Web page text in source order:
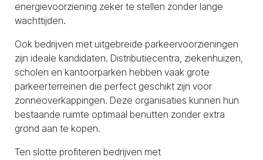
energievoorziening zeker te stellen zonder lange
wachttijden.
Ook bedrijven met uitgebreide parkeervoorzieningen
zijn ideale kandidaten. Distributiecentra, ziekenhuizen,
scholen en kantoorparken hebben vaak grote
parkeerterreinen die perfect geschikt zijn voor
zonneoverkappingen. Deze organisaties kunnen hun
bestaande ruimte optimaal benutten zonder extra
grond aan te kopen.
Ten slotte profiteren bedrijven met